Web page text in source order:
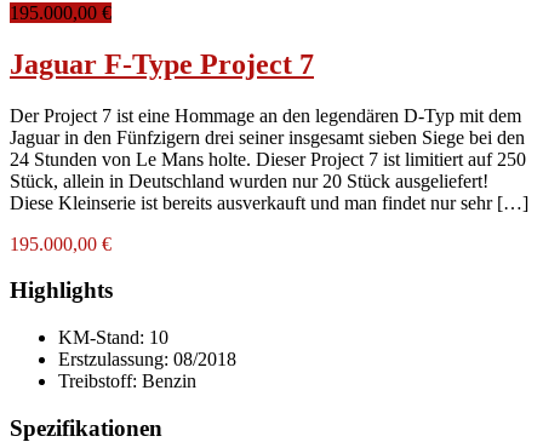
195.000,00 €
Jaguar F-Type Project 7
Der Project 7 ist eine Hommage an den legendären D-Typ mit dem
Jaguar in den Fünfzigern drei seiner insgesamt sieben Siege bei den
24 Stunden von Le Mans holte. Dieser Project 7 ist limitiert auf 250
Stück, allein in Deutschland wurden nur 20 Stück ausgeliefert!
Diese Kleinserie ist bereits ausverkauft und man findet nur sehr […]
195.000,00 €
Highlights
KM-Stand: 10
Erstzulassung: 08/2018
Treibstoff: Benzin
Spezifikationen